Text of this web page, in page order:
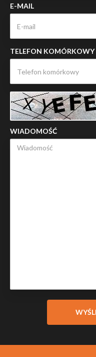
E-MAIL
TELEFON KOMÓRKOWY
WIADOMOŚĆ